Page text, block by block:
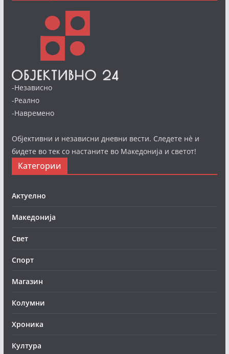
-Независно
-Реално
-Навремено
Објективни и независни дневни вести. Следете нè и
бидете во тек со настаните во Македонија и светот!
Категории
Актуелно
Македонија
Свет
Спорт
Магазин
Колумни
Хроника
Култура